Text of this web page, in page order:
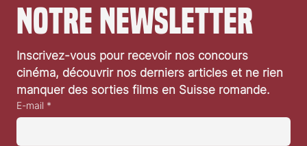
notre newsletter
Inscrivez-vous pour recevoir nos concours
cinéma, découvrir nos derniers articles et ne rien
manquer des sorties films en Suisse romande.
E-mail *